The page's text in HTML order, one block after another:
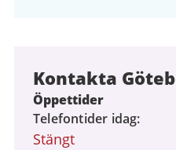
Kontakta
Öppettider
Telefontider idag
Stängt